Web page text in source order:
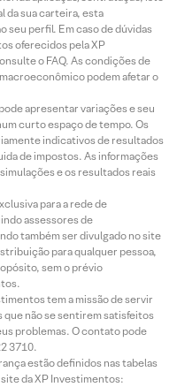
da sua carteira, esta
seu perfil. Em caso de dúvidas
oferecidos pela XP
o FAQ. As condições de
podem afetar o
apresentar variações e seu
curto espaço de tempo. Os
indicativos de resultados
de impostos. As informações
e os resultados reais
para a rede de
assessores de
também ser divulgado no site
para qualquer pessoa,
sem o prévio
tem a missão de servir
não se sentirem satisfeitos
problemas. O contato pode
3710.
estão definidos nas tabelas
da XP Investimentos: